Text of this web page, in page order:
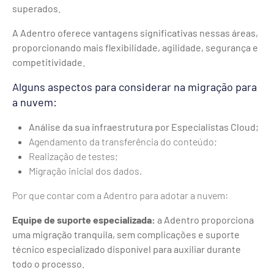
superados.
A Adentro oferece vantagens significativas nessas áreas,
proporcionando mais flexibilidade, agilidade, segurança e
competitividade.
Alguns aspectos para considerar na migração para
a nuvem:
Análise da sua infraestrutura por Especialistas Cloud;
Agendamento da transferência do conteúdo;
Realização de testes;
Migração inicial dos dados.
Por que contar com a Adentro para adotar a nuvem:
Equipe de suporte especializada: a Adentro proporciona
uma migração tranquila, sem complicações e suporte
técnico especializado disponível para auxiliar durante
todo o processo.